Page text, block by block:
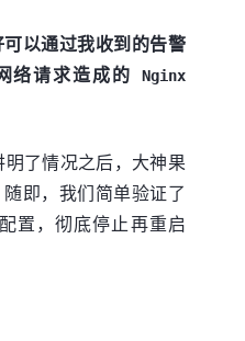
以通过我收到的告警
络请求造成的
Nginx
了情况之后，大神果
即，我们简单验证了
置，彻底停止再重启